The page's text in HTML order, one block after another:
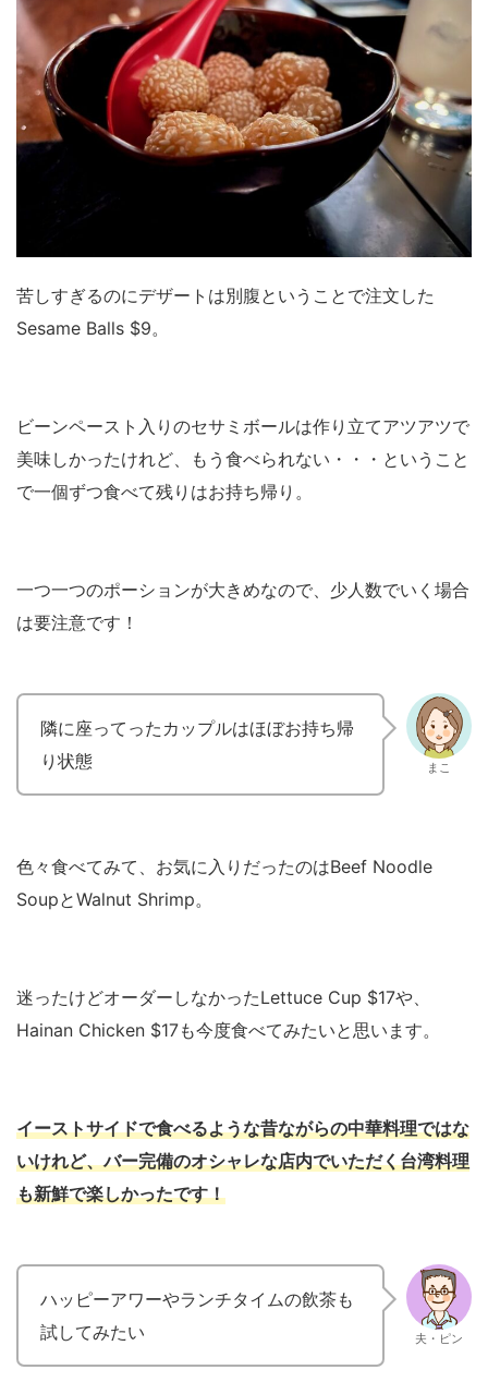
苦しすぎるのにデザートは別腹ということで注文した
Sesame Balls $9。
ビーンペースト入りのセサミボールは作り立てアツアツで
美味しかったけれど、もう食べられない・・・ということ
で一個ずつ食べて残りはお持ち帰り。
一つ一つのポーションが大きめなので、少人数でいく場合
は要注意です！
隣に座ってったカップルはほぼお持ち帰
り状態
まこ
色々食べてみて、お気に入りだったのはBeef Noodle
SoupとWalnut Shrimp。
迷ったけどオーダーしなかったLettuce Cup $17や、
Hainan Chicken $17も今度食べてみたいと思います。
イーストサイドで食べるような昔ながらの中華料理ではな
いけれど、バー完備のオシャレな店内でいただく台湾料理
も新鮮で楽しかったです！
ハッピーアワーやランチタイムの飲茶も
試してみたい
夫・ピン